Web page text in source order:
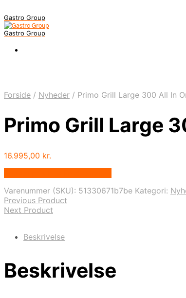
Gastro Group
Gastro Group
Forside / Nyheder / Primo Grill Large 300 All In
Primo Grill Large
16.995,00 kr.
Varenummer (SKU): 51330671b7be Kategori:
Previous Product
Next Product
Beskrivelse
Beskrivelse